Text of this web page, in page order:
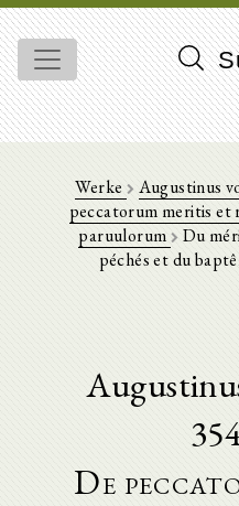
Werke Augustinus
peccatorum meritis et
paruulorum
Du
péchés et du
De